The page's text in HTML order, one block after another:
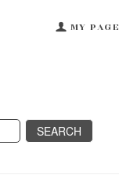
MY PAGE